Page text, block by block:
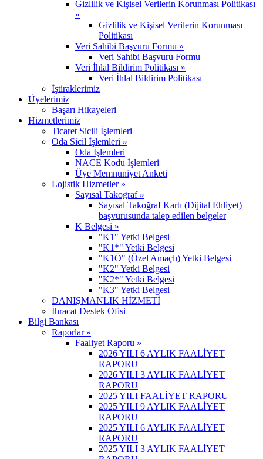
Gizlilik ve Kişisel Verilerin Korunması Politikası
»
Gizlilik ve Kişisel Verilerin Korunması
Politikası
Veri Sahibi Başvuru Formu »
Veri Sahibi Başvuru Formu
Veri İhlal Bildirim Politikası »
Veri İhlal Bildirim Politikası
İştiraklerimiz
Üyelerimiz
Başarı Hikayeleri
Hizmetlerimiz
Ticaret Sicili İşlemleri
Oda Sicil İşlemleri »
Oda İşlemleri
NACE Kodu İşlemleri
Üye Memnuniyet Anketi
Lojistik Hizmetler »
Sayısal Takograf »
Sayısal Takoğraf Kartı (Dijital Ehliyet)
başvurusunda talep edilen belgeler
K Belgesi »
"K1" Yetki Belgesi
"K1*" Yetki Belgesi
"K1Ö" (Özel Amaçlı) Yetki Belgesi
"K2" Yetki Belgesi
"K2*" Yetki Belgesi
"K3" Yetki Belgesi
DANIŞMANLIK HİZMETİ
İhracat Destek Ofisi
Bilgi Bankası
Raporlar »
Faaliyet Raporu »
2026 YILI 6 AYLIK FAALİYET
RAPORU
2026 YILI 3 AYLIK FAALİYET
RAPORU
2025 YILI FAALİYET RAPORU
2025 YILI 9 AYLIK FAALİYET
RAPORU
2025 YILI 6 AYLIK FAALİYET
RAPORU
2025 YILI 3 AYLIK FAALİYET